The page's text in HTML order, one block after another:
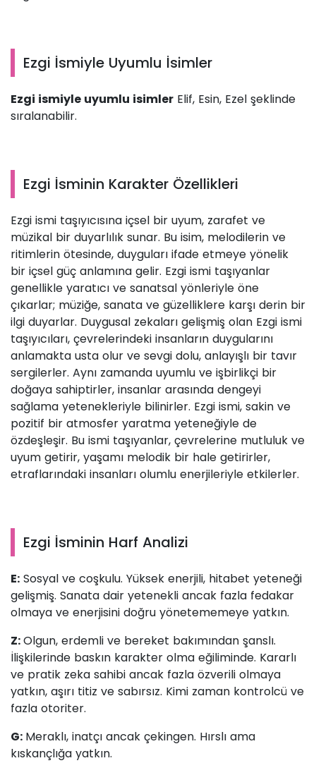
Ezgi İsmiyle Uyumlu İsimler
Ezgi ismiyle uyumlu isimler Elif, Esin, Ezel şeklinde
sıralanabilir.
Ezgi İsminin Karakter Özellikleri
Ezgi ismi taşıyıcısına içsel bir uyum, zarafet ve
müzikal bir duyarlılık sunar. Bu isim, melodilerin ve
ritimlerin ötesinde, duyguları ifade etmeye yönelik
bir içsel güç anlamına gelir. Ezgi ismi taşıyanlar
genellikle yaratıcı ve sanatsal yönleriyle öne
çıkarlar; müziğe, sanata ve güzelliklere karşı derin bir
ilgi duyarlar. Duygusal zekaları gelişmiş olan Ezgi ismi
taşıyıcıları, çevrelerindeki insanların duygularını
anlamakta usta olur ve sevgi dolu, anlayışlı bir tavır
sergilerler. Aynı zamanda uyumlu ve işbirlikçi bir
doğaya sahiptirler, insanlar arasında dengeyi
sağlama yetenekleriyle bilinirler. Ezgi ismi, sakin ve
pozitif bir atmosfer yaratma yeteneğiyle de
özdeşleşir. Bu ismi taşıyanlar, çevrelerine mutluluk ve
uyum getirir, yaşamı melodik bir hale getirirler,
etraflarındaki insanları olumlu enerjileriyle etkilerler.
Ezgi İsminin Harf Analizi
E: Sosyal ve coşkulu. Yüksek enerjili, hitabet yeteneği
gelişmiş. Sanata dair yetenekli ancak fazla fedakar
olmaya ve enerjisini doğru yönetememeye yatkın.
Z:Olgun, erdemli ve bereket bakımından şanslı.
İlişkilerinde baskın karakter olma eğiliminde. Kararlı
ve pratik zeka sahibi ancak fazla özverili olmaya
yatkın, aşırı titiz ve sabırsız. Kimi zaman kontrolcü ve
fazla otoriter.
G: Meraklı, inatçı ancak çekingen. Hırslı ama
kıskançlığa yatkın.